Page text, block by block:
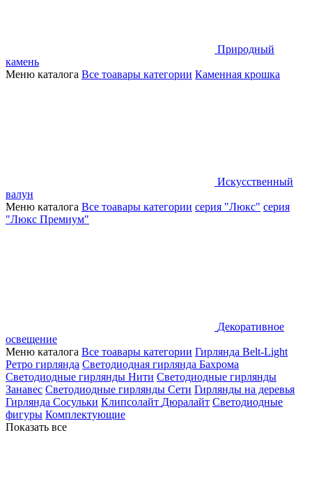
Природный
камень
Меню каталога Все тоавары категории Каменная крошка
Искусственный
валун
Меню каталога Все тоавары категории серия "Люкс" серия
"Люкс Премиум"
Декоративное
освещение
Меню каталога Все тоавары категории Гирлянда Belt-Light
Ретро гирлянда Светодиодная гирлянда Бахрома
Светодиодные гирлянды Нити Светодиодные гирлянды
Занавес Светодиодные гирлянды Сети Гирлянды на деревья
Гирлянда Сосульки Клипсолайт Дюралайт Светодиодные
фигуры Комплектующие
Показать все